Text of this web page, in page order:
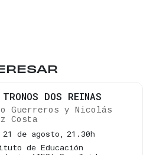
DOS REINAS
Guerreros y Nicolás
Costa
de agosto, 21.30h
de Educación